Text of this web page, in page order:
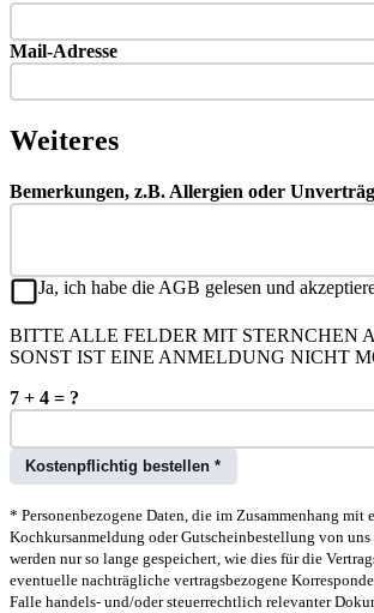
Mail-Adresse
Weiteres
Bemerkungen, z.B. Allergien oder
Ja, ich habe die AGB gelesen und
BITTE ALLE FELDER MIT STERNCHEN
SONST IST EINE ANMELDUNG NICHT
7 + 4 = ?
Kostenpflichtig bestellen *
* Personenbezogene Daten, die im Zusammenhang mit
Kochkursanmeldung oder Gutscheinbestellung von uns
werden nur so lange gespeichert, wie dies für die
eventuelle nachträgliche vertragsbezogene
Falle handels- und/oder steuerrechtlich relevanter